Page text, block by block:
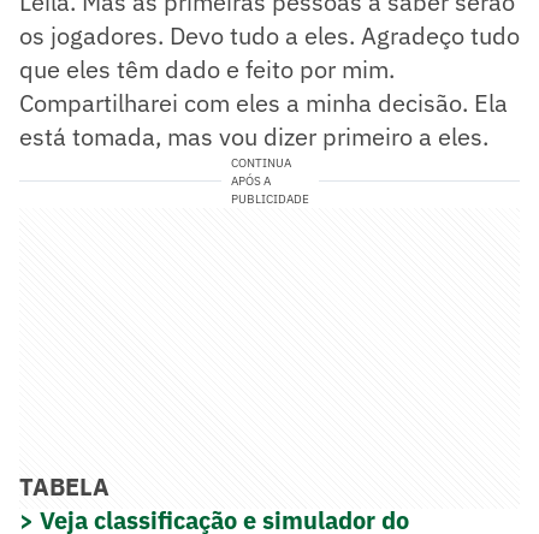
os jogadores. Devo tudo a eles. Agradeço tudo
que eles têm dado e feito por mim.
Compartilharei com eles a minha decisão. Ela
está tomada, mas vou dizer primeiro a eles.
CONTINUA
APÓS A
PUBLICIDADE
TABELA
> Veja classificação e simulador do